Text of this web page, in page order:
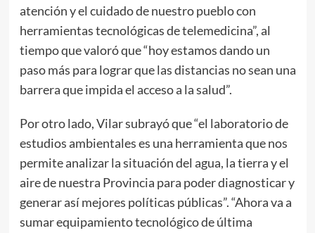
atención y el cuidado de nuestro pueblo con
herramientas tecnológicas de telemedicina”, al
tiempo que valoró que “hoy estamos dando un
paso más para lograr que las distancias no sean una
barrera que impida el acceso a la salud”.
Por otro lado, Vilar subrayó que “el laboratorio de
estudios ambientales es una herramienta que nos
permite analizar la situación del agua, la tierra y el
aire de nuestra Provincia para poder diagnosticar y
generar así mejores políticas públicas”. “Ahora va a
sumar equipamiento tecnológico de última